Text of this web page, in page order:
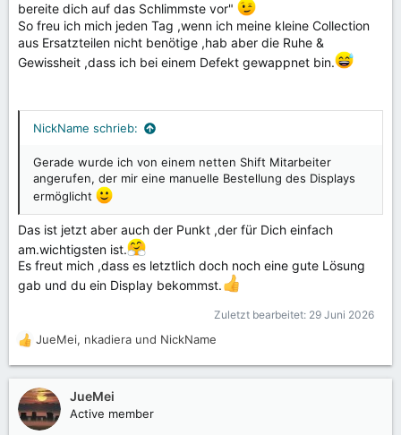
bereite dich auf das Schlimmste vor"
So freu ich mich jeden Tag ,wenn ich meine kleine Collection
aus Ersatzteilen nicht benötige ,hab aber die Ruhe &
Gewissheit ,dass ich bei einem Defekt gewappnet bin.
NickName schrieb:
Gerade wurde ich von einem netten Shift Mitarbeiter
angerufen, der mir eine manuelle Bestellung des Displays
ermöglicht
Das ist jetzt aber auch der Punkt ,der für Dich einfach
am.wichtigsten ist.
Es freut mich ,dass es letztlich doch noch eine gute Lösung
gab und du ein Display bekommst.
Zuletzt bearbeitet: 29 Juni 2026
R
a
k
t
JueMei, nkadiera und NickName
JueMei
Active member